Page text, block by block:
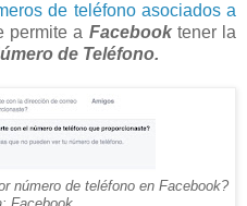
de teléfono asociados a
permite a Facebooktener la
de Teléfono.
número de teléfono en Facebook?